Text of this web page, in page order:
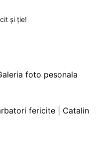
şi ţie!
foto pesonala
fericite | Catalin